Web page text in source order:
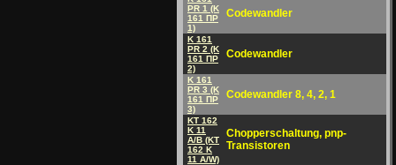
PR 1 (K
161 ПP
1)
Codewandler
K 161
PR 2 (K
161 ПP
2)
Codewandler
K 161
PR 3 (K
161 ПP
3)
Codewandler 8, 4, 2, 1
KT 162
K 11
A/B (KT
162 K
11 A/W)
Chopperschaltung, pnp-
Transistoren